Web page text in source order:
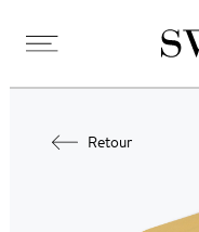
Retour